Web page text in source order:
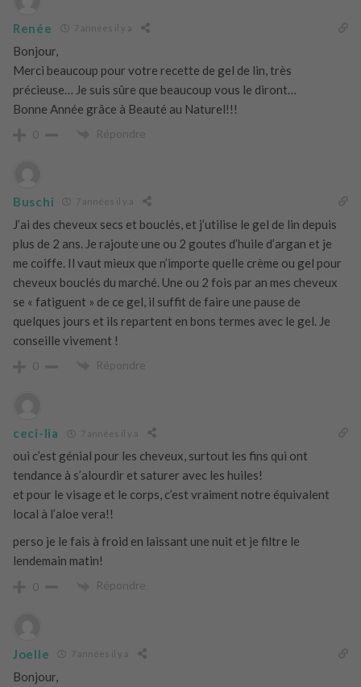
Renée 7 années il y a
Bonjour,
Merci beaucoup pour votre recette de gel de lin, très
précieuse… Je suis sûre que beaucoup vous le diront…
Bonne Année grâce à Beauté au Naturel!!!
0 Répondre
Buschi 7 années il y a
J’ai des cheveux secs et bouclés, et j’utilise le gel de lin depuis
plus de 2 ans. Je rajoute une ou 2 goutes d’huile d’argan et je
me coiffe. Il vaut mieux que n’importe quelle crème ou gel pour
cheveux bouclés du marché. Une ou 2 fois par an mes cheveux
se « fatiguent » de ce gel, il suffit de faire une pause de
quelques jours et ils repartent en bons termes avec le gel. Je
conseille vivement !
0 Répondre
ceci-lia 7 années il y a
oui c’est génial pour les cheveux, surtout les fins qui ont
tendance à s’alourdir et saturer avec les huiles!
et pour le visage et le corps, c’est vraiment notre équivalent
local à l’aloe vera!!
perso je le fais à froid en laissant une nuit et je filtre le
lendemain matin!
0 Répondre
Joelle 7 années il y a
Bonjour,